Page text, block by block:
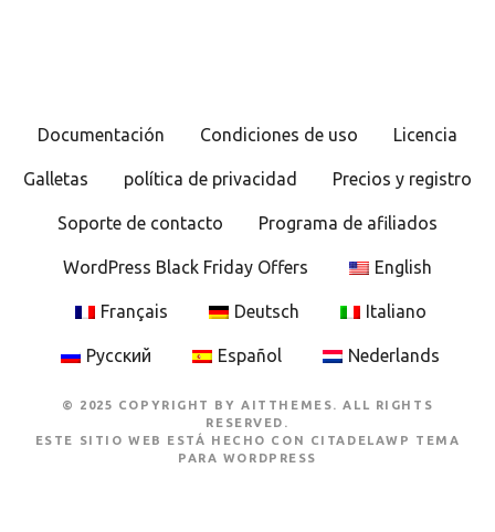
o
Documentación Condiciones de uso Licencia
Galletas política de privacidad Precios y registro
Soporte de contacto Programa de afiliados
WordPress Black Friday Offers English
Français Deutsch Italiano
Русский Español Nederlands
© 2025 COPYRIGHT BY AITTHEMES. ALL RIGHTS
RESERVED.
ESTE SITIO WEB ESTÁ HECHO CON
CITADELAWP TEMA
PARA WORDPRESS